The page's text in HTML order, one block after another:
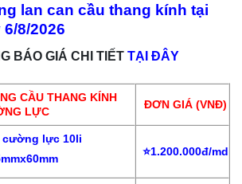
lan can cầu thang kính tại
6/8/2026
BÁO GIÁ CHI TIẾT TẠI ĐÂY
CẦU THANG KÍNH
LỰC
ĐƠN GIÁ (VNĐ)
lực 10li
⭐1.200.000đ/md